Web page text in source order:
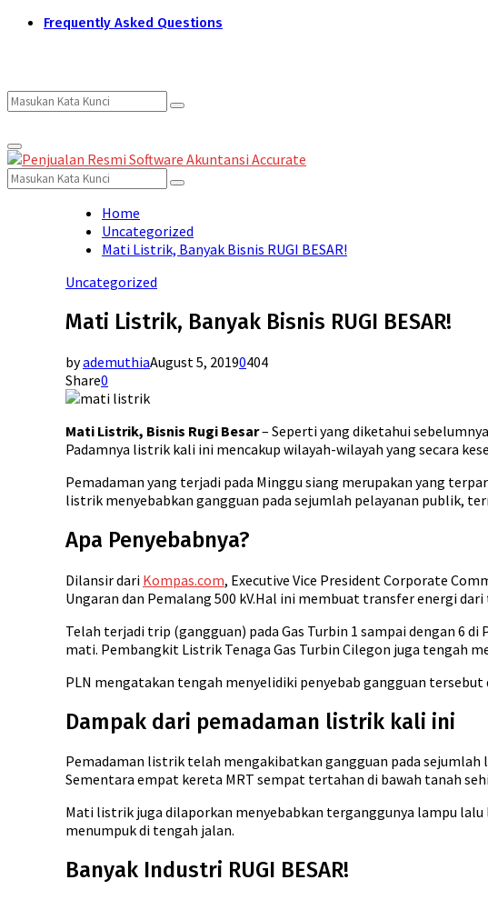
Frequently Asked Questions
Search
for:
Search
Primary
Menu
Search
for:
Search
Home
Uncategorized
Mati Listrik, Banyak Bisnis RUGI BESAR!
Uncategorized
Mati Listrik, Banyak Bisnis RUGI BESAR!
byademuthiaAugust 5, 20190404
Share0
Mati Listrik, Bisnis Rugi Besar– Seperti yang diketahui
Padamnya listrik kali ini mencakup wilayah-wilayah yang secara
Pemadaman yang terjadi pada Minggu siang merupakan yang
listrik menyebabkan gangguan pada sejumlah pelayanan publik,
Apa Penyebabnya?
Dilansir dari Kompas.com, Executive Vice President Corporate
Ungaran dan Pemalang 500 kV.Hal ini membuat transfer energi
Telah terjadi trip (gangguan) pada Gas Turbin 1 sampai dengan 6
mati. Pembangkit Listrik Tenaga Gas Turbin Cilegon juga tengah
PLN mengatakan tengah menyelidiki penyebab gangguan
Dampak dari pemadaman listrik kali ini
Pemadaman listrik telah mengakibatkan gangguan pada
Sementara empat kereta MRT sempat tertahan di bawah tanah
Mati listrik juga dilaporkan menyebabkan terganggunya lampu
menumpuk di tengah jalan.
Banyak Industri RUGI BESAR!